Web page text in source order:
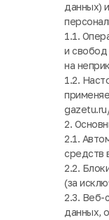
данных)
1.1.
и свобод
на
1.2.
2.
2.1.
средств
2.2.
(за
2.3. Веб-
данных,